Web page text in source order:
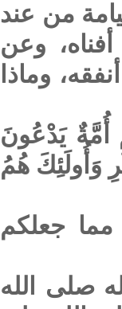
من عند
وعن
وماذا
أُمَّةٌ يَدْعُونَ
وَأُولَئِكَ هُمُ
مما جعلكم
صلى الله